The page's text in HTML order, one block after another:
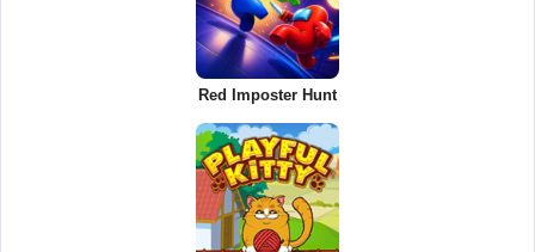
Red Imposter Hunt